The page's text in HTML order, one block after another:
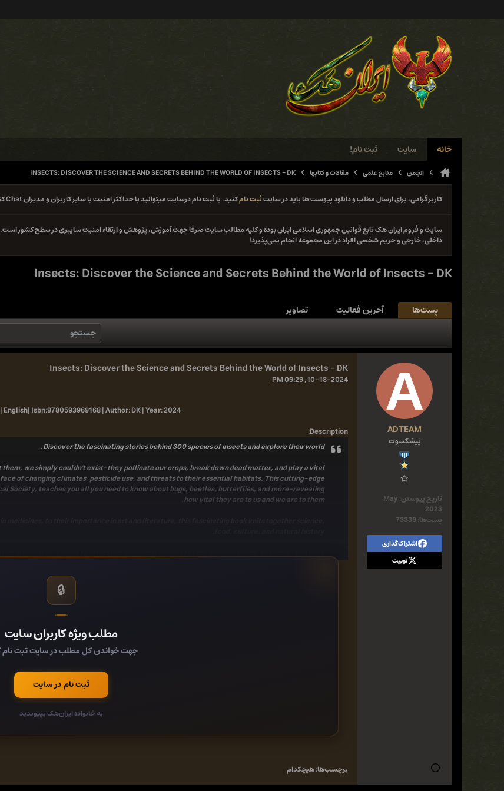
خانه سایت ثبت نام!
انجمن منابع علمی مقالات و کتابها INSECTS: DISCOVER THE SCIENCE AND SECRETS BEHIND THE WORLD OF INSECTS - DK
کاربر گرامی، برای ارسال مطلب و دانلود پیوست ها باید در سایتثبت نامکنید. با ثبت نام درسایت میتوانید با حداکثر امنیت با سایر کاربران و مدیران Chat کنید.
سایت و فروم ایران هک تابع قوانین جمهوری اسلامی ایران بوده و کلیه مطالب سایت صرفا جهت آموزش، پژوهش و ارتقاء امنیت سایبری در سطح کشور
داخلی، خارجی و حریم شخصی افراد در این مجموعه انجام نمی‌پذیرد!
Insects: Discover the Science and Secrets Behind the World of Insects - DK
پست‌ها آخرین فعالیت
تصاویر
ADTEAM
پیشکسوت
تاریخ پیوستن:May
2023
پست‌ها:73339
اشتراک‌گذاری
توییت
Insects: Discover the Science and Secrets Behind the World of Insects - DK
10-18-2024, 09:29 PM
English|Isbn:9780593969168 |Author:DK |Year:2024
Description
:
Discover the fascinating stories behind 300 species of insects and explore their world.
we simply couldn't exist-they pollinate our crops, break down dead matter, and play a vital
of changing climates, pesticide use, and threats to their essential habitats. This cutting-edge
Society, teaches you all you need to know about bugs, beetles, butterflies, and more-revealing
how vital they are to us and we are to them.
Sciences, Insects & Arachnids, Ecology, Natural History, Arthropods - Arachnids, Ecosystems, Natural
& Miscellaneous, Natural Literature & History, Arthropods - Insects - General, Insects and spiders
کد:
🔒
مطلب ویژه کاربران سایت
جهت خواندن کل مطلب در سایت ثبت نام
ثبت نام در سایت
به خانواده ایران‌هک بپیوندید
برچسب‌ها:هیچکدام